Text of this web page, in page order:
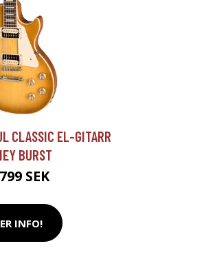
CLASSIC EL-GITARR
BURST
SEK
INFO!